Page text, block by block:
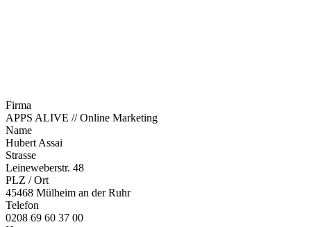
Firma
APPS ALIVE // Online Marketing
Name
Hubert Assai
Strasse
Leineweberstr. 48
PLZ / Ort
45468 Mülheim an der Ruhr
Telefon
0208 69 60 37 00